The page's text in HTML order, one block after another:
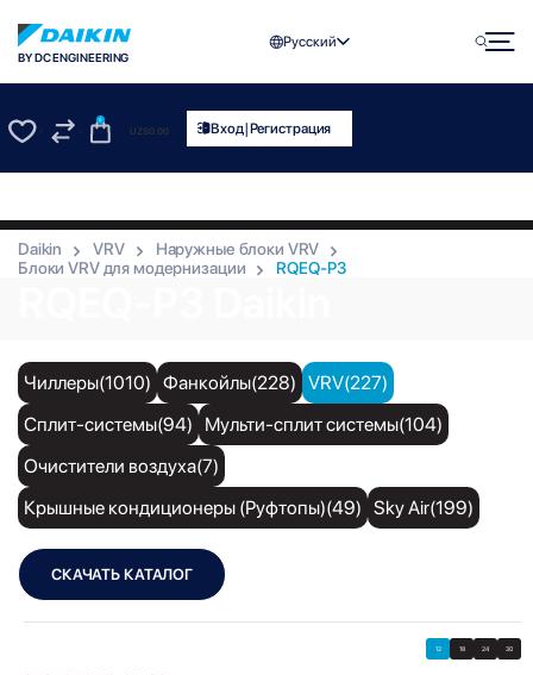
BY DC ENGINEERING
Русский
0
UZS0.00 Вход|Регистрация
Daikin VRV
Наружные блоки VRV
Блоки VRV для модернизации
RQEQ-P3
Чиллеры(1010) Фанкойлы(228) VRV(227)
Сплит-системы(94)
Мульти-сплит системы(104)
Очистители воздуха(7)
Крышные кондиционеры (Руфтопы)(49) Sky Air(199)
СКАЧАТЬ КАТАЛОГ
12 18 24 30